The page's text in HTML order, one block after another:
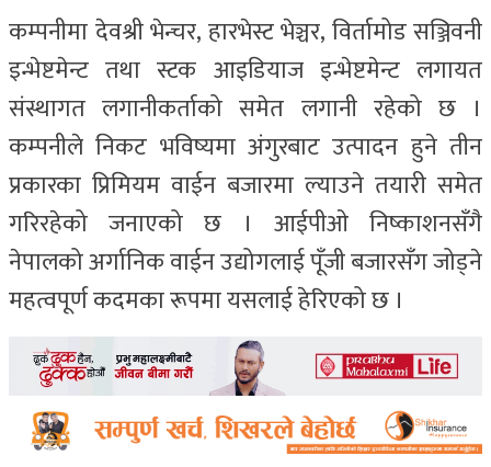
कम्पनीमा देवश्री भेन्चर, हारभेस्ट भेञ्चर, विर्तामोड सञ्जिवनी
इन्भेष्टमेन्ट तथा स्टक आइडियाज इन्भेष्टमेन्ट लगायत
संस्थागत लगानीकर्ताको समेत लगानी रहेको छ ।
कम्पनीले निकट भविष्यमा अंगुरबाट उत्पादन हुने तीन
प्रकारका प्रिमियम वाईन बजारमा ल्याउने तयारी समेत
गरिरहेको जनाएको छ । आईपीओ निष्काशनसँगै
नेपालको अर्गानिक वाईन उद्योगलाई पूँजी बजारसँग जोड्ने
महत्वपूर्ण कदमका रूपमा यसलाई हेरिएको छ ।